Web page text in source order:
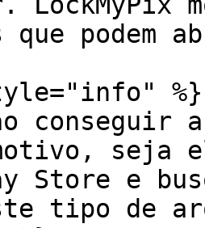
podem
%}
conseguir
seja
Store e
tipo de